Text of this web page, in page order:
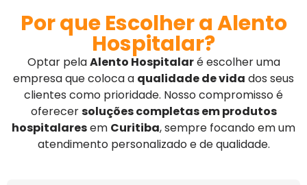
Por que Escolher a Alento
Hospitalar?
Optar pelaAlento Hospitalaré escolher uma
empresa que coloca a qualidade de vida dos seus
clientes como prioridade. Nosso compromisso é
oferecersoluções completas em produtos
hospitalaresem Curitiba, sempre focando em um
atendimento personalizado e de qualidade.